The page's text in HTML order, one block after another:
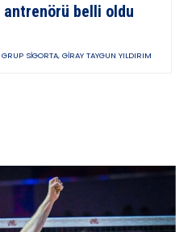
antrenörü belli oldu
SIGORTA, GIRAY TAYGUN YILDIRIM